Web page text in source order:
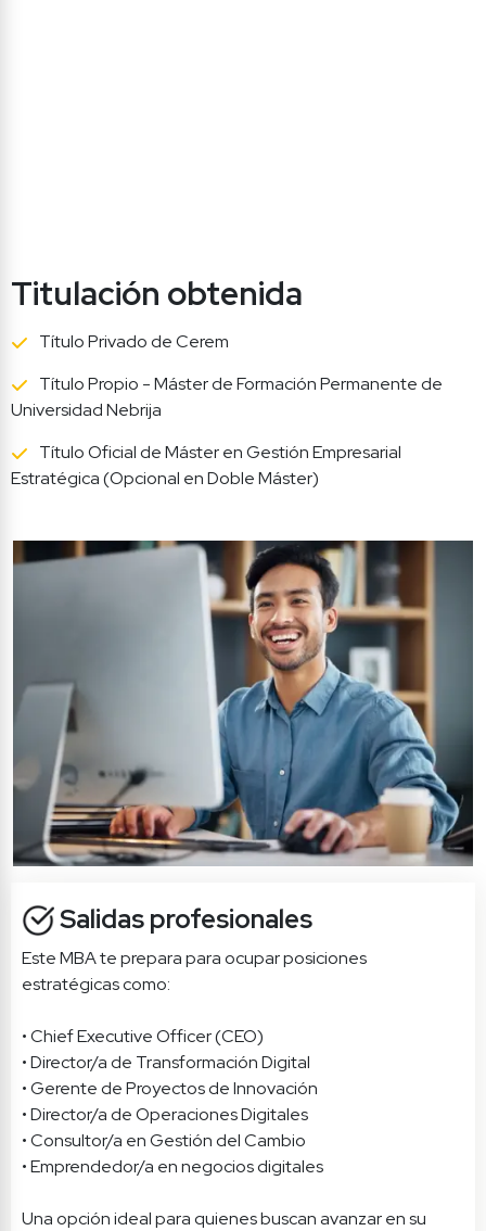
Titulación obtenida
Título Privado de Cerem
Título Propio - Máster de Formación Permanente de
Universidad Nebrija
Título Oficial de Máster en Gestión Empresarial
Estratégica (Opcional en Doble Máster)
Salidas profesionales
Este MBA te prepara para ocupar posiciones
estratégicas como:
• Chief Executive Officer (CEO)
• Director/a de Transformación Digital
• Gerente de Proyectos de Innovación
• Director/a de Operaciones Digitales
• Consultor/a en Gestión del Cambio
• Emprendedor/a en negocios digitales
Una opción ideal para quienes buscan avanzar en su